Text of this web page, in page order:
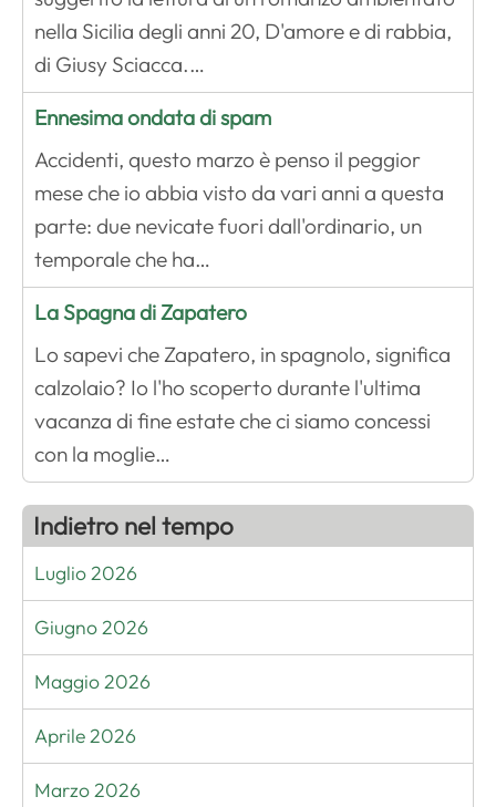
nella Sicilia degli anni 20, D'amore e di rabbia,
di Giusy Sciacca.…
Ennesima ondata di spam
Accidenti, questo marzo è penso il peggior
mese che io abbia visto da vari anni a questa
parte: due nevicate fuori dall'ordinario, un
temporale che ha…
La Spagna di Zapatero
Lo sapevi che Zapatero, in spagnolo, significa
calzolaio? Io l'ho scoperto durante l'ultima
vacanza di fine estate che ci siamo concessi
con la moglie…
Indietro nel tempo
Luglio 2026
Giugno 2026
Maggio 2026
Aprile 2026
Marzo 2026